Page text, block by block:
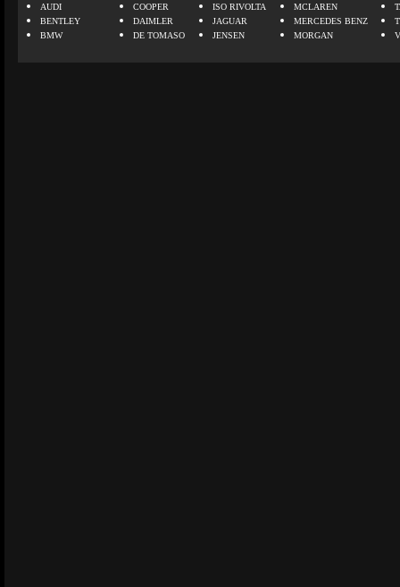
AUDI
BENTLEY
BMW
COOPER
DAIMLER
DE TOMASO
ISO RIVOLTA
JAGUAR
JENSEN
MCLAREN
MERCEDES BENZ
MORGAN